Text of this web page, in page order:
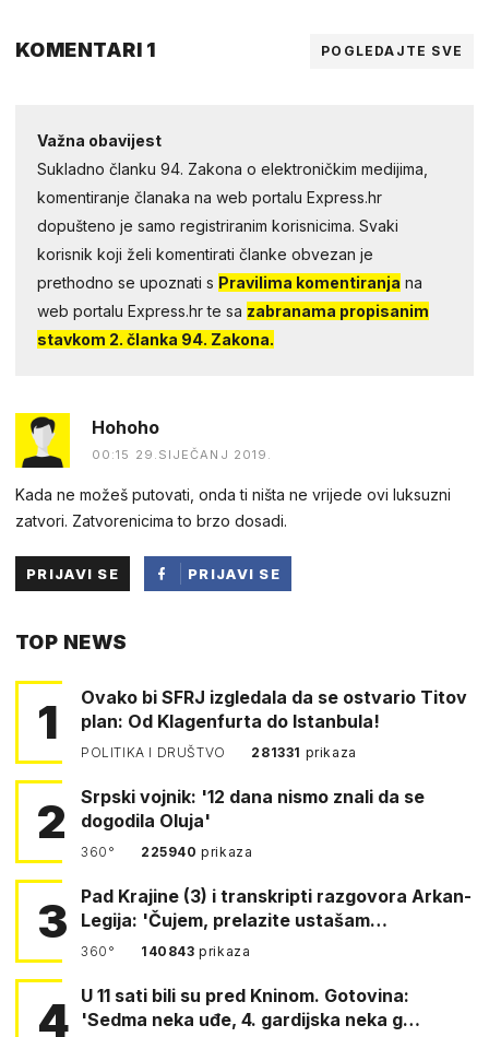
KOMENTARI 1 POGLEDAJTE SVE
Važna obavijest
Sukladno članku 94. Zakona o elektroničkim medijima,
komentiranje članaka na web portalu Express.hr
dopušteno je samo registriranim korisnicima. Svaki
korisnik koji želi komentirati članke obvezan je
prethodno se upoznati s Pravilima komentiranja na
web portalu Express.hr te sa zabranama propisanim
stavkom 2. članka 94. Zakona.
Hohoho
00:15 29.SIJEČANJ 2019.
Kada ne možeš putovati, onda ti ništa ne vrijede ovi luksuzni
zatvori. Zatvorenicima to brzo dosadi.
PRIJAVI SE
PRIJAVI SE
TOP NEWS
1
Ovako bi SFRJ izgledala da se ostvario Titov
plan: Od Klagenfurta do Istanbula!
POLITIKA I DRUŠTVO 281331 prikaza
2
Srpski vojnik: '12 dana nismo znali da se
dogodila Oluja'
360° 225940prikaza
3
Pad Krajine (3) i transkripti razgovora Arkan-
Legija: 'Čujem, prelazite ustašam…
360° 140843prikaza
4 U 11 sati bili su pred Kninom. Gotovina:
'Sedma neka uđe, 4. gardijska neka g…